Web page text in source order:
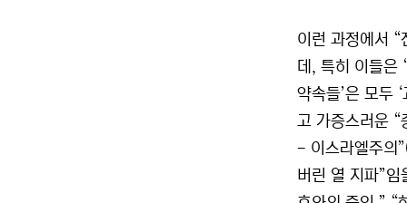
이런 과정에서 “
데, 특히 이들은
약속들’은 모두
고 가증스러운 “
- 이스라엘주의
버린 열 지파”임